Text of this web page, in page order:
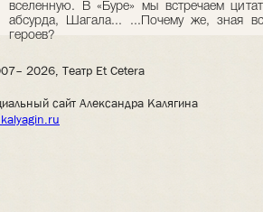
вселенную. В «Буре» мы встречаем
абсурда, Шагала... ...Почему же, зная
героев?
2026, Театр Et Cetera
сайт Александра Калягина